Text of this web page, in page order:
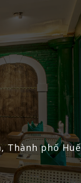
Thành phố Huế